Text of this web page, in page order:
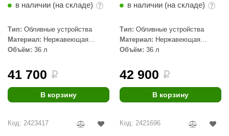
Design
2000
в наличии (на складе)
Тип: Обливные устройства
Материал: Нержавеющая
сталь, Дерево
Объём: 36 л
41 700 i
В корзину
в наличии (на складе)
Тип: Обливные устройства
Материал: Нержавеющая
сталь, Дерево
Объём: 36 л
42 900 i
В корзину
Код: 2423417 Код: 2421696